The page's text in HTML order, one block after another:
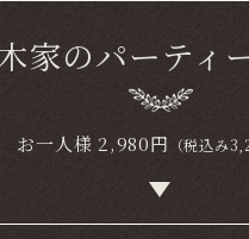
家のパーティ
お一人様 2,980円 （税込み